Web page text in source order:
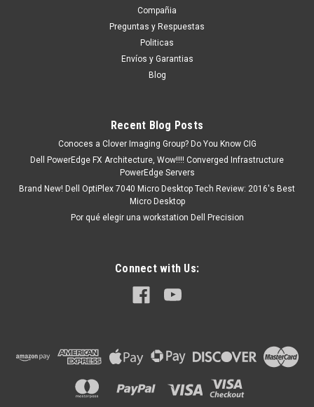
SCREEN 15.6 WXGA (1366X768) GLOSSY NEW
DELL T989F, H597H, B156XW01
Un Ejecutivo te contestara vía electrónica con una cotización
formal. o tu puedes hacer CLICK AQUI Productos en
MXN $0.00
COTIZACION
Compañia
Preguntas y Respuestas
Politicas
Envíos y Garantias
Blog
Recent Blog Posts
Conoces a Clover Imaging Group? Do You Know CIG
Dell PowerEdge FX Architecture, Wow!!!! Converged Infrastructure
PowerEdge Servers
Brand New! Dell OptiPlex 7040 Micro Desktop Tech Review: 2016's Best
Micro Desktop
Por qué elegir una workstation Dell Precision
Connect with Us: